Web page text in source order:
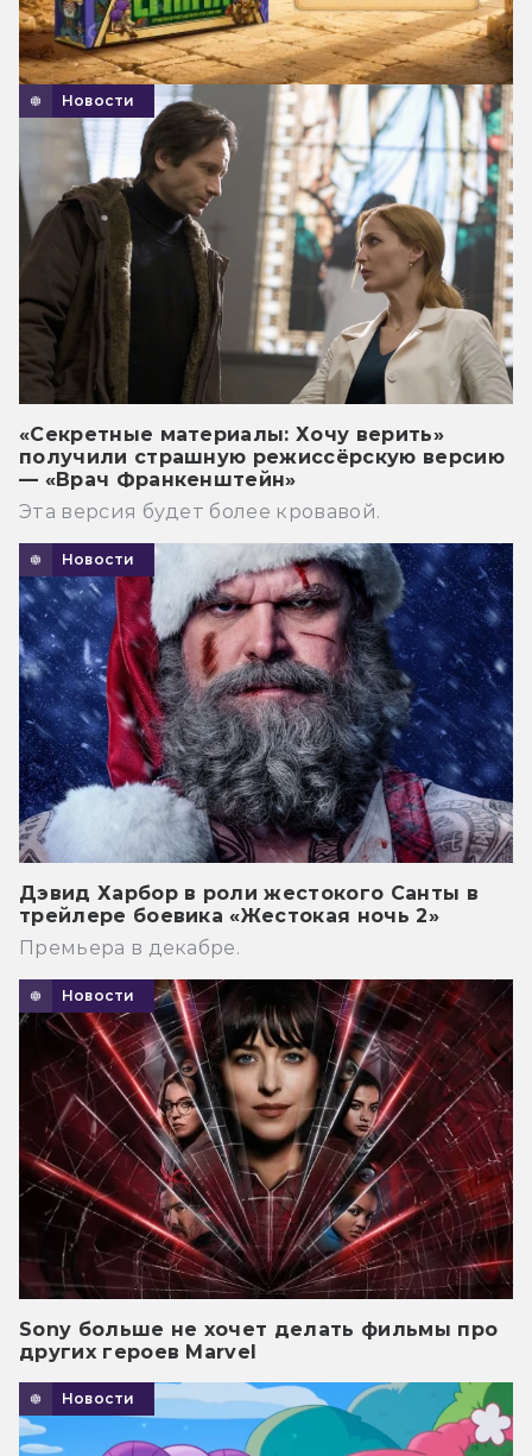
Новости
«Секретные материалы: Хочу верить»
получили страшную режиссёрскую версию
— «Врач Франкенштейн»
Эта версия будет более кровавой.
Новости
Дэвид Харбор в роли жестокого Санты в
трейлере боевика «Жестокая ночь 2»
Премьера в декабре.
Новости
Sony больше не хочет делать фильмы про
других героев Marvel
Новости